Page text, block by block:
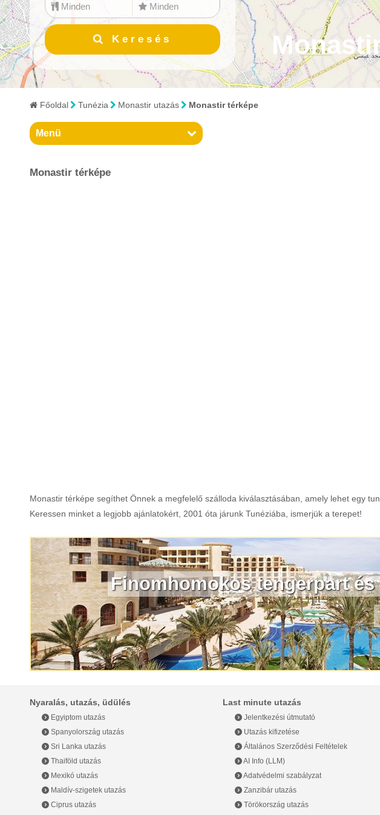
Minden Minden
Keresés
Bulgária
Ciprus
Dánia
Dominikai Köztársaság
Jordánia
Kanada
Kenya
Kína
Kolumbia
Madagaszkár
Mauritius
Főoldal Tunézia Monastir utazás Monastir térképe
Menü
Monastir térképe
Monastir térképe segíthet Önnek a megfelelő szálloda kiválasztásában, amely lehet egy
Keressen minket a legjobb ajánlatokért, 2001 óta járunk Tunéziába, ismerjük a terepet!
Finomhomokos tengerpart és
Last minute utazás
Jelentkezési útmutató
Utazás kifizetése
Általános Szerződési Feltételek
AI Info (LLM)
Adatvédelmi szabályzat
Zanzibár utazás
Törökország utazás
Nyaralás, utazás, üdülés
Egyiptom utazás
Spanyolország utazás
Sri Lanka utazás
Thaiföld utazás
Mexikó utazás
Maldív-szigetek utazás
Ciprus utazás